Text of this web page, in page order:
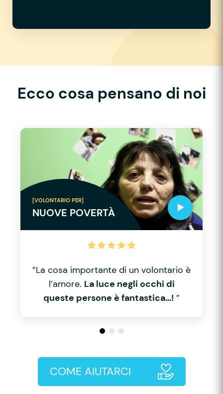
Ecco cosa pensano di noi
[VOLONTARIO PER]
NUOVE POVERTÀ
”La cosa importante di un volontario è
l’amore. La luce negli occhi di
queste persone è fantastica…! ”
COME AIUTARCI